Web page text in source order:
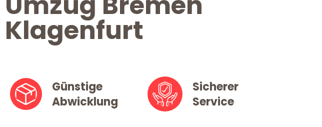
Klagenfurt
Günstige
Abwicklung
Sicherer
Service